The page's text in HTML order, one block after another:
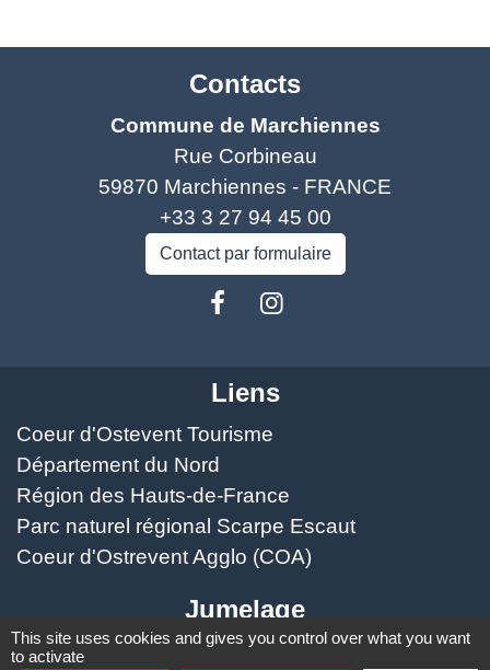
Contacts
Commune de Marchiennes
Rue Corbineau
59870 Marchiennes - FRANCE
+33 3 27 94 45 00
Contact par formulaire
Liens
Coeur d'Ostevent Tourisme
Département du Nord
Région des Hauts-de-France
Parc naturel régional Scarpe Escaut
Coeur d'Ostrevent Agglo (COA)
Jumelage
Speldhurst (Kent - ANGLETERRE)
This site uses cookies and gives you control over what you want
to activate